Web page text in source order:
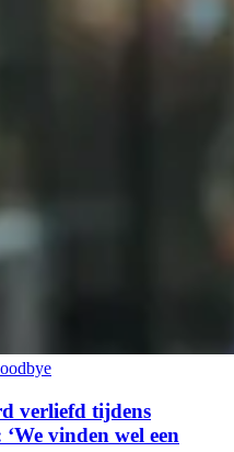
verliefd tijdens
vinden wel een